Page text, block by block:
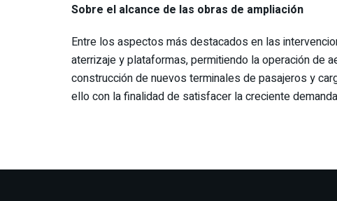
Sobre el alcance de las obras de ampliación
Entre los aspectos más destacados en las
aterrizaje y plataformas, permitiendo la operación de
construcción de nuevos terminales de pasajeros y
ello con la finalidad de satisfacer la creciente